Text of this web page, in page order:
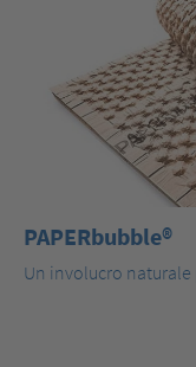
PAPERbubble®
Un involucro